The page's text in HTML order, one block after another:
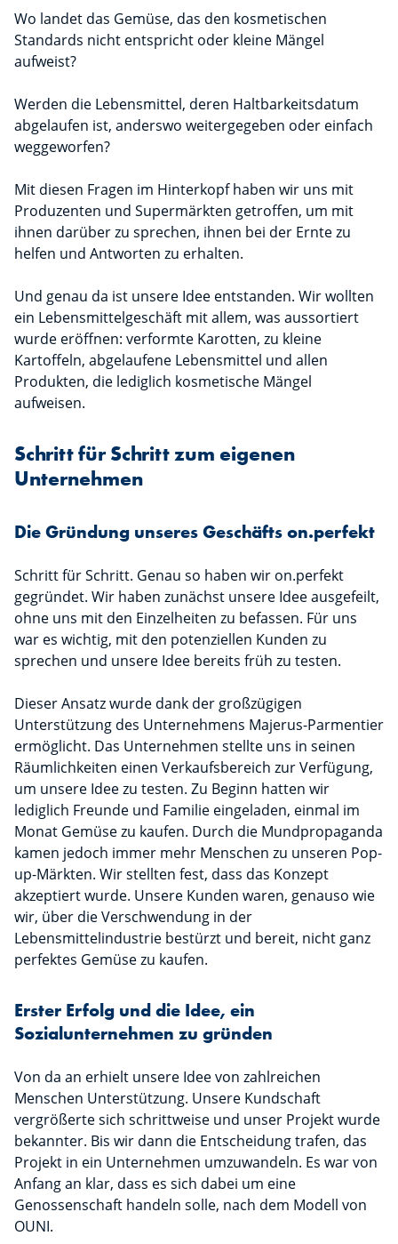
Wo landet das Gemüse, das den kosmetischen
Standards nicht entspricht oder kleine Mängel
aufweist?
Werden die Lebensmittel, deren Haltbarkeitsdatum
abgelaufen ist, anderswo weitergegeben oder einfach
weggeworfen?
Mit diesen Fragen im Hinterkopf haben wir uns mit
Produzenten und Supermärkten getroffen, um mit
ihnen darüber zu sprechen, ihnen bei der Ernte zu
helfen und Antworten zu erhalten.
Und genau da ist unsere Idee entstanden. Wir wollten
ein Lebensmittelgeschäft mit allem, was aussortiert
wurde eröffnen: verformte Karotten, zu kleine
Kartoffeln, abgelaufene Lebensmittel und allen
Produkten, die lediglich kosmetische Mängel
aufweisen.
Schritt für Schritt zum eigenen
Unternehmen
Die Gründung unseres Geschäfts on.perfekt
Schritt für Schritt. Genau so haben wir on.perfekt
gegründet. Wir haben zunächst unsere Idee ausgefeilt,
ohne uns mit den Einzelheiten zu befassen. Für uns
war es wichtig, mit den potenziellen Kunden zu
sprechen und unsere Idee bereits früh zu testen.
Dieser Ansatz wurde dank der großzügigen
Unterstützung des Unternehmens Majerus-Parmentier
ermöglicht. Das Unternehmen stellte uns in seinen
Räumlichkeiten einen Verkaufsbereich zur Verfügung,
um unsere Idee zu testen. Zu Beginn hatten wir
lediglich Freunde und Familie eingeladen, einmal im
Monat Gemüse zu kaufen. Durch die Mundpropaganda
kamen jedoch immer mehr Menschen zu unseren Pop-
up-Märkten. Wir stellten fest, dass das Konzept
akzeptiert wurde. Unsere Kunden waren, genauso wie
wir, über die Verschwendung in der
Lebensmittelindustrie bestürzt und bereit, nicht ganz
perfektes Gemüse zu kaufen.
Erster Erfolg und die Idee, ein
Sozialunternehmen zu gründen
Von da an erhielt unsere Idee von zahlreichen
Menschen Unterstützung. Unsere Kundschaft
vergrößerte sich schrittweise und unser Projekt wurde
bekannter. Bis wir dann die Entscheidung trafen, das
Projekt in ein Unternehmen umzuwandeln. Es war von
Anfang an klar, dass es sich dabei um eine
Genossenschaft handeln solle, nach dem Modell von
OUNI.